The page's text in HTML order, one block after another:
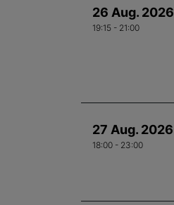
26 Aug. 2026
19:15 - 21:00
27 Aug. 2026
18:00 - 23:00